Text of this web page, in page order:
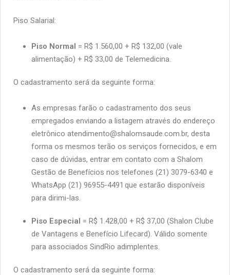
Piso Salarial:
Piso Normal = R$ 1.560,00 + R$ 132,00 (vale
alimentação) + R$ 33,00 de Telemedicina.
O cadastramento será da seguinte forma:
As empresas farão o cadastramento dos seus
empregados enviando a listagem através do endereço
eletrônico atendimento@shalomsaude.com.br, desta
forma os mesmos terão os serviços fornecidos, e em
caso de dúvidas, entrar em contato com a Shalom
Gestão de Benefícios nos telefones (21) 3079-6340 e
WhatsApp (21) 96955-4491 que estarão disponíveis
para dirimi-las.
Piso Especial = R$ 1.428,00 + R$ 37,00 (Shalon Clube
de Vantagens e Benefício Lifecard). Válido somente
para associados SindRio adimplentes.
O cadastramento será da seguinte forma: